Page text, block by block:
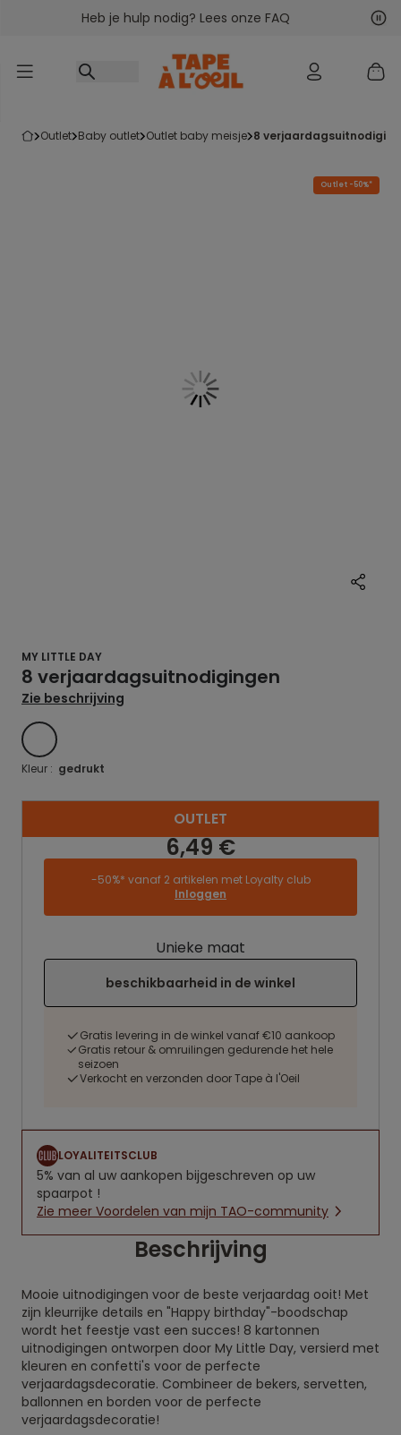
Ga naar inhoudHeb je hulp nodig? Lees onze FAQ
outlet baby outlet outlet baby meisje 8
Outlet -50%*
MY LITTLE DAY
8 verjaardagsuitnodigingen
Zie beschrijving
Gedrukt
Kleur : gedrukt
OUTLET
6,49 €
-50%* vanaf 2 artikelen met Loyalty club
Inloggen
Unieke maat
beschikbaarheid in de winkel
Gratis levering in de winkel vanaf €10 aankoop
Gratis retour & omruilingen gedurende het hele
seizoen
Verkocht en verzonden door Tape à l'Oeil
LOYALITEITSCLUB
5% van al uw aankopen bijgeschreven op uw
spaarpot !
Zie meer Voordelen van mijn TAO-community
Beschrijving
Mooie uitnodigingen voor de beste verjaardag ooit! Met
zijn kleurrijke details en "Happy birthday"-boodschap
wordt het feestje vast een succes! 8 kartonnen
uitnodigingen ontworpen door My Little Day, versierd met
kleuren en confetti's voor de perfecte
verjaardagsdecoratie. Combineer de bekers, servetten,
ballonnen en borden voor de perfecte
verjaardagsdecoratie!